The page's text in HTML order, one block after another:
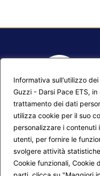
Informativa sull'utilizzo
Guzzi - Darsi Pace ETS,
trattamento dei dati
utilizza cookie per il suo
personalizzare i contenuti
utenti, per fornire le
svolgere attività
Cookie funzionali, Cookie
Mappa del sito
Progetti Darsi Pace